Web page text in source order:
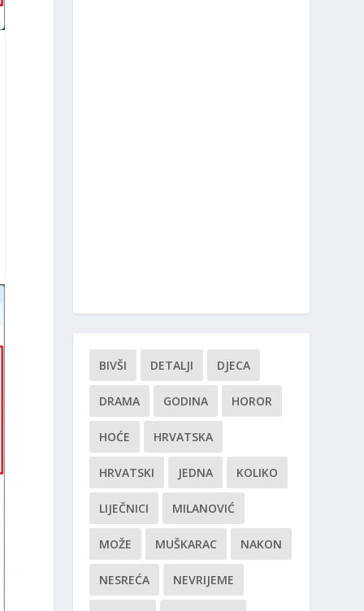
BIVŠI DETALJI DJECA
DRAMA GODINA HOROR
HOĆE HRVATSKA
HRVATSKI JEDNA KOLIKO
LIJEČNICI MILANOVIĆ
MOŽE MUŠKARAC NAKON
NESREĆA NEVRIJEME